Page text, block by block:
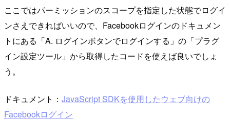
ここではパーミッションのスコープを指定した状態でログイ
ンさえできればいいので、Facebookログインのドキュメン
トにある「A. ログインボタンでログインする」の「プラグ
イン設定ツール」から取得したコードを使えば良いでしょ
う。
ドキュメント： JavaScript SDKを使用したウェブ向けの
Facebookログイン